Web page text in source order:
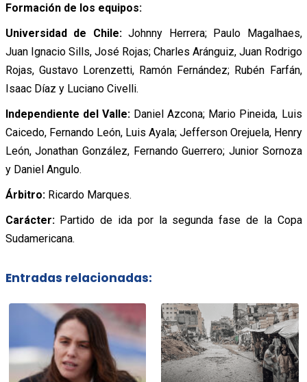
Formación de los equipos:
Universidad de Chile:Johnny Herrera; Paulo Magalhaes,
Juan Ignacio Sills, José Rojas; Charles Aránguiz, Juan Rodrigo
Rojas, Gustavo Lorenzetti, Ramón Fernández; Rubén Farfán,
Isaac Díaz y Luciano Civelli.
Independiente del Valle:Daniel Azcona; Mario Pineida, Luis
Caicedo, Fernando León, Luis Ayala; Jefferson Orejuela, Henry
León, Jonathan González, Fernando Guerrero; Junior Sornoza
y Daniel Angulo.
Árbitro:Ricardo Marques.
Carácter:Partido de ida por la segunda fase de la Copa
Sudamericana.
Entradas relacionadas: